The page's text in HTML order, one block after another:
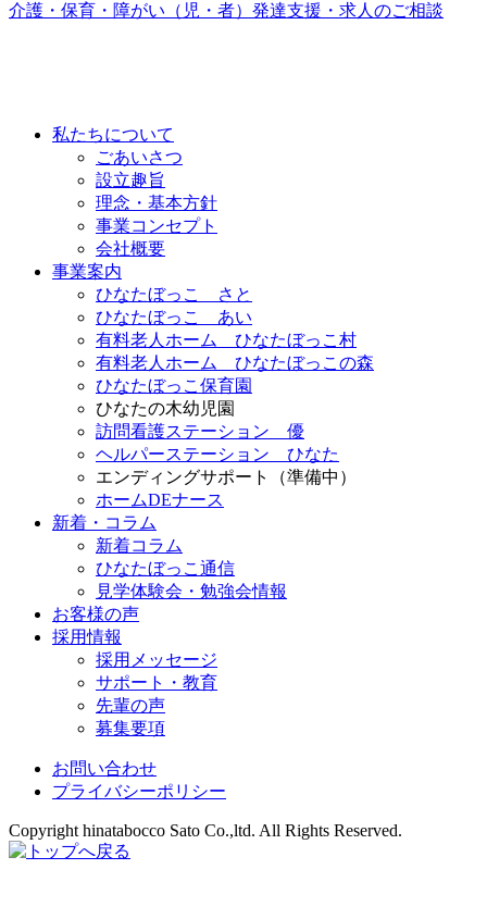
介護・保育・障がい（児・者）発達支援・求人のご相談
私たちについて
ごあいさつ
設立趣旨
理念・基本方針
事業コンセプト
会社概要
事業案内
ひなたぼっこ さと
ひなたぼっこ あい
有料老人ホーム ひなたぼっこ村
有料老人ホーム ひなたぼっこの森
ひなたぼっこ保育園
ひなたの木幼児園
訪問看護ステーション 優
ヘルパーステーション ひなた
エンディングサポート（準備中）
ホームDEナース
新着・コラム
新着コラム
ひなたぼっこ通信
見学体験会・勉強会情報
お客様の声
採用情報
採用メッセージ
サポート・教育
先輩の声
募集要項
お問い合わせ
プライバシーポリシー
Copyright hinatabocco Sato Co.,ltd. All Rights Reserved.